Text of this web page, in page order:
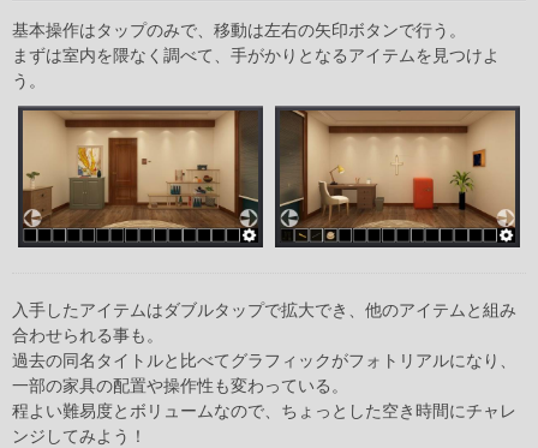
基本操作はタップのみで、移動は左右の矢印ボタンで行う。
まずは室内を隈なく調べて、手がかりとなるアイテムを見つけよ
う。
入手したアイテムはダブルタップで拡大でき、他のアイテムと組み
合わせられる事も。
過去の同名タイトルと比べてグラフィックがフォトリアルになり、
一部の家具の配置や操作性も変わっている。
程よい難易度とボリュームなので、ちょっとした空き時間にチャレ
ンジしてみよう！